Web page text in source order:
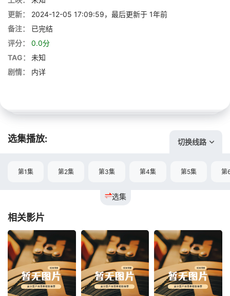
更新：
2024-12-05 17:09:59，最后更新于 1年前
备注：
已完结
评分：
0.0分
TAG：
未知
剧情：
内详
选集播放: 切换线路
选集
第1集 第2集 第3集 第4集 第5集 第
相关影片